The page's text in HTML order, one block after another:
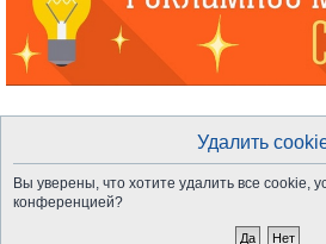
Удалить
Вы уверены, что хотите удалить все cookie,
конференцией?